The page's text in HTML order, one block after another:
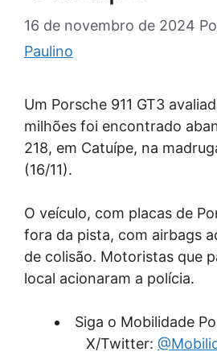
16 de novembro de 2024
Paulino
Um Porsche 911 GT3
milhões foi encontrado
218, em Catuípe, na
(16/11).
O veículo, com placas de
fora da pista, com airbags
de colisão. Motoristas que
local acionaram a polícia.
Siga o Mobilidade
X/Twitter: